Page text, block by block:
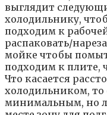
выглядит
холодильнику,
подходим к
распаковать/
мойке чтобы
подходим к плите,
Что касается
холодильником,
минимальным, но